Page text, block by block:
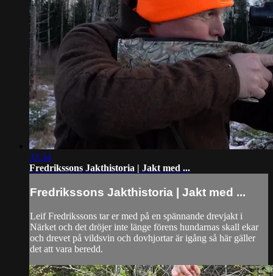
33:34
Fredrikssons Jakthistoria | Jakt med ...
Fredrikssons Jakthistoria | Jakt med ...
Leif Fredrikssons tar er med på en spännande drevjakt i
Närket och det dröjer inte länge förens hundarnas skall ekar
och drevet på vildsvin och dovhjortar är igång så här gäller
det att vara beredd.